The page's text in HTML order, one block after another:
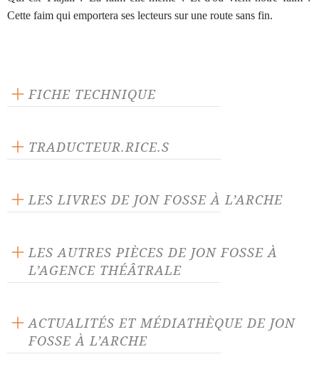
Cette faim qui emportera ses lecteurs sur une route sans fin.
FICHE TECHNIQUE
Langue source : norvégien
Nombre de personnages masculins : 2
TRADUCTEUR.RICE.S
Camilla Bouchet
LES LIVRES DE JON FOSSE À L’ARCHE
LES AUTRES PIÈCES DE JON FOSSE À
L’AGENCE THÉÂTRALE
Dors mon petit enfant
séparés
ACTUALITÉS ET MÉDIATHÈQUE DE JON
FOSSE À L’ARCHE